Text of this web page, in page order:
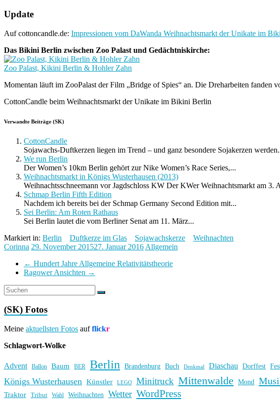
Update
Auf cottoncandle.de: Impressionen vom DaWanda Weihnachtsmarkt der Unikate im
Das Bikini Berlin zwischen Zoo Palast und Gedächtniskirche:
Zoo Palast, Kikini Berlin & Hohler Zahn
Momentan läuft im ZooPalast der Film „Bridge of Spies“ an. Die Dreharbeiten fanden
CottonCandle beim Weihnachtsmarkt der Unikate im Bikini Berlin
Verwandte Beiträge (SK)
CottonCandle
Sojawachs-Duftkerzen liegen im Trend – und ganz besondere Sojakerzen
We run Berlin
Der Women’s 10km Berlin gehört zur Nike Women’s Race Series,...
Weihnachtsmarkt in Königs Wusterhausen (2013)
Weihnachtsschneemann vor Jagdschloss KW Der KWer Weihnachtsmarkt am 3.
Schmap Berlin Fifth Edition
Nachdem ich bereits bei der Schmap Germany Second Edition mit...
Sei Berlin: Am Roten Rathaus
Sei Berlin lautet die vom Berliner Senat am 11. März...
Markiert in: Berlin Duftkerze im Glas Sojawachskerze
Weihnachten
Corinna 29. November 201527. Januar 2016 Allgemein
← Hundert Jahre Allgemeine Relativitätstheorie
Ragower Ansichten →
(SK) Fotos
Meine aktuellsten Fotos aufflickr
Schlagwort-Wolke
Advent Ballon Baum BER Berlin Brandenburg Buch Denkmal Diaschau Dorffest
Königs Wusterhausen Künstler LEGO Minitruck Mittenwalde Mond
Traktor Tribut Wahl Weihnachten Wetter WordPress